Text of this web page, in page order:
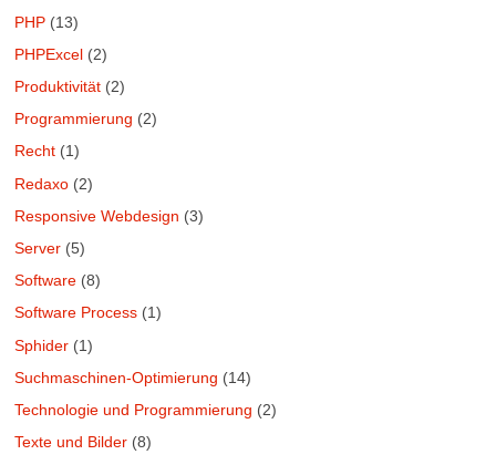
PHP (13)
PHPExcel (2)
Produktivität (2)
Programmierung (2)
Recht (1)
Redaxo (2)
Responsive Webdesign (3)
Server (5)
Software (8)
Software Process (1)
Sphider (1)
Suchmaschinen-Optimierung (14)
Technologie und Programmierung (2)
Texte und Bilder (8)